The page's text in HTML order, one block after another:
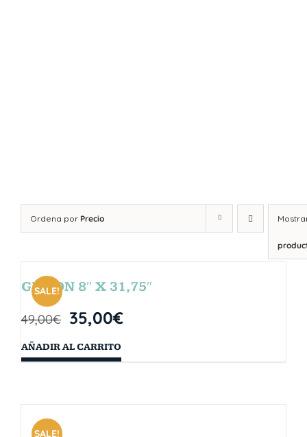
Ordena por Precio
SALE!
GIBSON 8″ X 31,75″
49,00€ 35,00€
AÑADIR AL CARRITO
SALE!